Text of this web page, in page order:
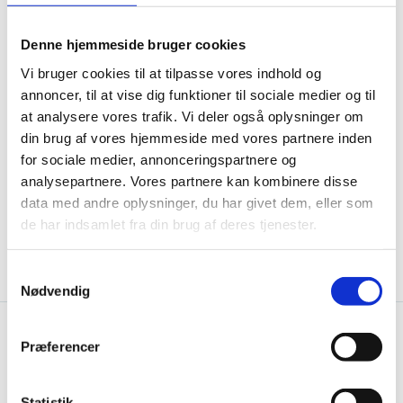
Denne hjemmeside bruger cookies
Vi bruger cookies til at tilpasse vores indhold og
annoncer, til at vise dig funktioner til sociale medier og til
at analysere vores trafik. Vi deler også oplysninger om
din brug af vores hjemmeside med vores partnere inden
for sociale medier, annonceringspartnere og
analysepartnere. Vores partnere kan kombinere disse
data med andre oplysninger, du har givet dem, eller som
de har indsamlet fra din brug af deres tjenester.
Nødvendig
Præferencer
for at få nyt og eksisterende til at hænge sammen – både
Når vi arbejder med transformation og renovering af
eksisterende bygninger, handler det ikke kun om at tilføre
noget nyt. Det handler også om at forstå og respektere det,
der allerede er bygget. Jo bedre forståelse vi har for
bygningens oprindelige konstruktioner, desto bedre
forudsætninger har vi for at skabe løsninger, der fungerer i
praksis og tager hensyn til fredede og bevaringsværdige
Seneste nyheder og artikler